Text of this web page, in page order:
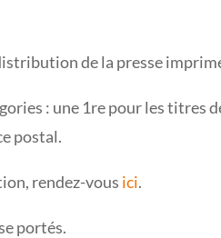
de la presse
: une 1re pour les titres
postal.
rendez-vous ici.
portés.